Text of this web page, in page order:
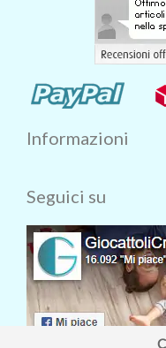
Informazioni
Seguici su